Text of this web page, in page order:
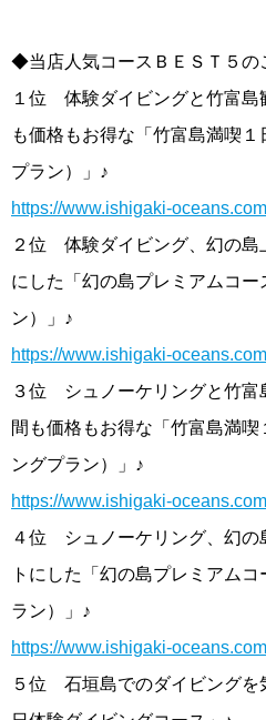
◆当店人気コースＢＥＳＴ５
１位 体験ダイビングと竹富島
も価格もお得な「竹富島満喫
プラン）」♪
https://www.ishigaki-
２位 体験ダイビング、幻の島
にした「幻の島プレミアムコ
ン）」♪
https://www.ishigaki-
３位 シュノーケリングと竹富
間も価格もお得な「竹富島満喫
ングプラン）」♪
https://www.ishigaki-
４位 シュノーケリング、幻の
トにした「幻の島プレミアム
ラン）」♪
https://www.ishigaki-
５位 石垣島でのダイビングを